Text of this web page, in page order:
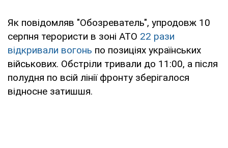
Як повідомляв "Обозреватель", упродовж 10
серпня терористи в зоні АТО 22 рази
відкривали вогонь по позиціях українських
військових. Обстріли тривали до 11:00, а після
полудня по всій лінії фронту зберігалося
відносне затишшя.